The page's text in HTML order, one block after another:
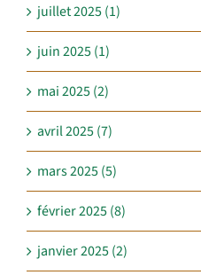
juillet 2025 (1)
juin 2025 (1)
mai 2025 (2)
avril 2025 (7)
mars 2025 (5)
février 2025 (8)
janvier 2025 (2)